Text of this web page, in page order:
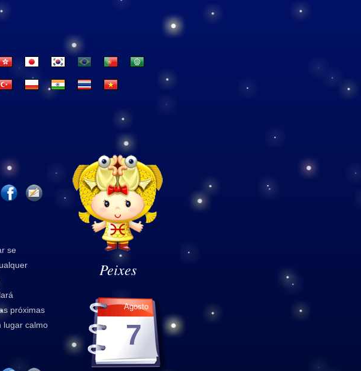
Peixes
Agosto
7
se
próximas
lugar calmo